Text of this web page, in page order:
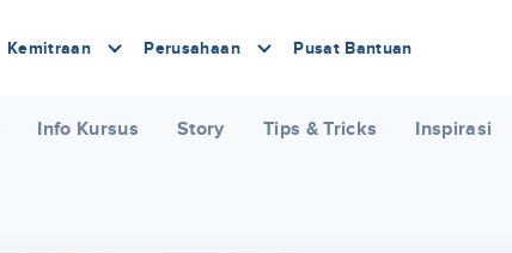
Kemitraan Perusahaan Pusat Bantuan
Info Kursus Story Tips & Tricks Inspirasi